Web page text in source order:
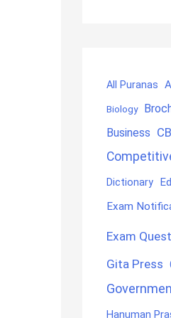
All Puranas
Biology
Business
Dictionary
Exam
Exam
Gita Press
Hanuman